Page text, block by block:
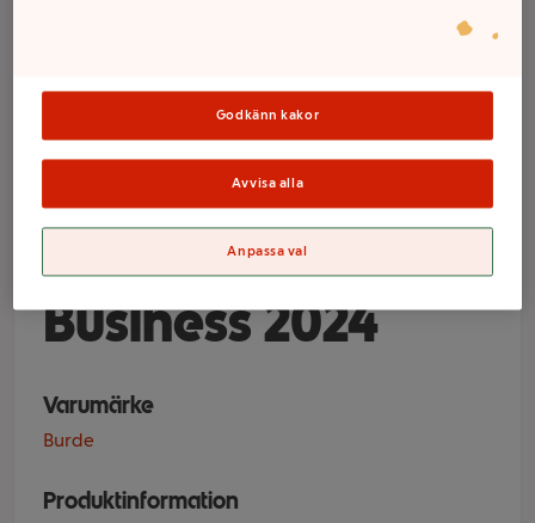
Kal 4i1 A5
Business 2024
Varumärke
Burde
Produktinformation
Välj butik och handla
Sortimentet kan variera mellan butikerna
Godkänn kakor
Avvisa alla
Anpassa val